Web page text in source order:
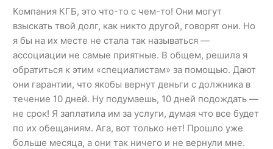
Компания КГБ, это что-то с чем-то! Они могут
взыскать твой долг, как никто другой, говорят они. Но
я бы на их месте не стала так называться —
ассоциации не самые приятные. В общем, решила я
обратиться к этим «специалистам» за помощью. Дают
они гарантии, что якобы вернут деньги с должника в
течение 10 дней. Ну подумаешь, 10 дней подождать —
не срок! Я заплатила им за услуги, думая что все будет
по их обещаниям. Ага, вот только нет! Прошло уже
больше месяца, а они так ничего и не вернули мне.